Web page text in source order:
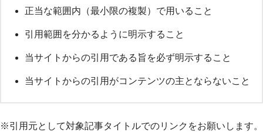
正当な範囲内（最小限の複製）で用いること
引用範囲を分かるように明示すること
当サイトからの引用である旨を必ず明示すること
当サイトからの引用がコンテンツの主とならないこと
※引用元として対象記事タイトルでのリンクをお願いします。